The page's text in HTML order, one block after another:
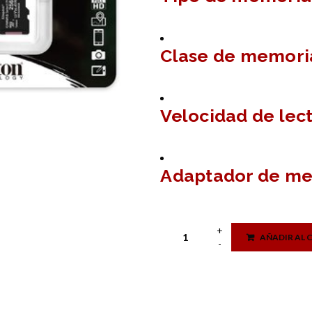
Clase de
Velocidad de
Adaptador de
AÑADIR AL